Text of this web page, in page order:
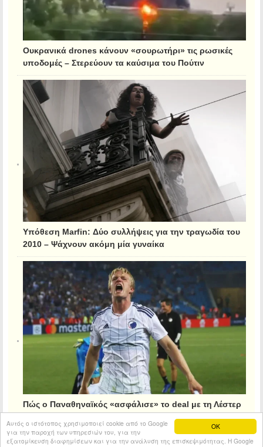
OK
Αυτός ο ιστότοπος χρησιμοποιεί cookie από το Google
για την παροχή των υπηρεσιών του, για την
εξατομίκευση διαφημίσεων και για την ανάλυση της επισκεψιμότητας. Η Google
Ουκρανικά drones κάνουν «σουρωτήρι» τις ρωσικές
υποδομές – Στερεύουν τα καύσιμα του Πούτιν
Υπόθεση Marfin: Δύο συλλήψεις για την τραγωδία του
2010 – Ψάχνουν ακόμη μία γυναίκα
Πώς ο Παναθηναϊκός «ασφάλισε» το deal με τη Λέστερ